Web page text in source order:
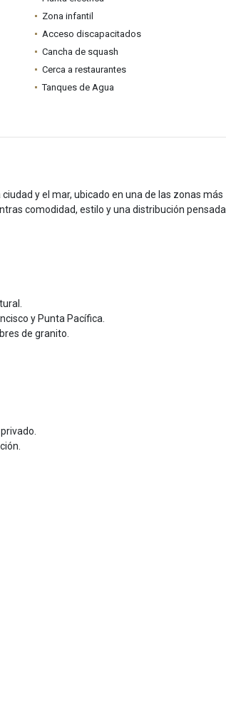
Zona infantil
Acceso discapacitados
Cancha de squash
Cerca a restaurantes
Tanques de Agua
y el mar, ubicado en una de las zonas más
comodidad, estilo y una distribución pensada
y Punta Pacífica.
de granito.